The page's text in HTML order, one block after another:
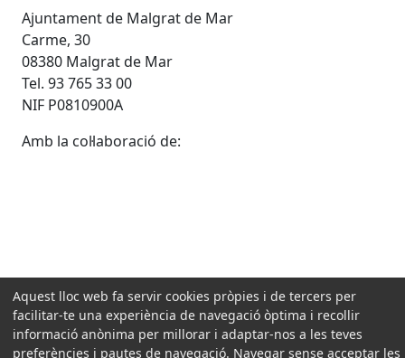
Ajuntament de Malgrat de Mar
Carme, 30
08380 Malgrat de Mar
Tel. 93 765 33 00
NIF P0810900A
Amb la col·laboració de:
Aquest lloc web fa servir cookies pròpies i de tercers per
facilitar-te una experiència de navegació òptima i recollir
informació anònima per millorar i adaptar-nos a les teves
preferències i pautes de navegació. Navegar sense acceptar les